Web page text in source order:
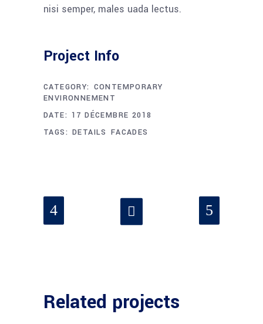
nisi semper, males uada lectus.
Project Info
CATEGORY: CONTEMPORARY
ENVIRONNEMENT
DATE: 17 DÉCEMBRE 2018
TAGS: DETAILS FACADES
Related projects